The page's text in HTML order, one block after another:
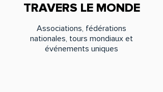
TRAVERS LE MONDE
Associations, fédérations
nationales, tours mondiaux et
événements uniques